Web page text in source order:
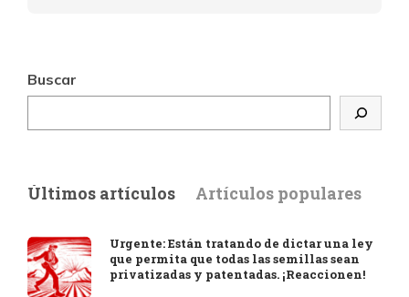
Buscar
Últimos artículos Artículos populares
Urgente: Están tratando de dictar una ley
que permita que todas las semillas sean
privatizadas y patentadas. ¡Reaccionen!